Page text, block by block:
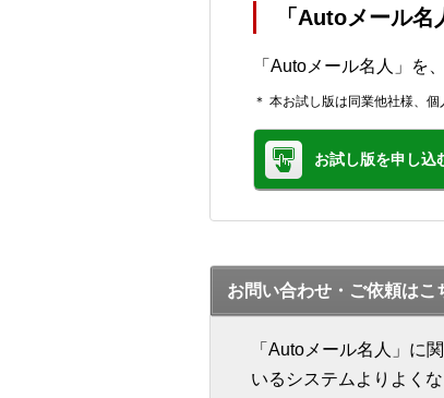
「Autoメール
「Autoメール名人」を
＊ 本お試し版は同業他社様、
お試し版を申し込
お問い合わせ・ご依頼はこ
「Autoメール名人」に
いるシステムよりよく